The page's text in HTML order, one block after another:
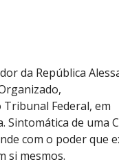
da República
Federal, em
Sintomática de uma
com o poder que
si mesmos.